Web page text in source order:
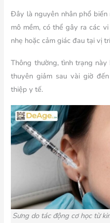
Đây là nguyên nhân phổ
mô mềm, có thể gây ra các
nhẹ hoặc cảm giác đau tại vị
Thông thường, tình trạng
thuyên giảm sau vài giờ
thiệp y tế.
Sưng do tác động cơ học từ